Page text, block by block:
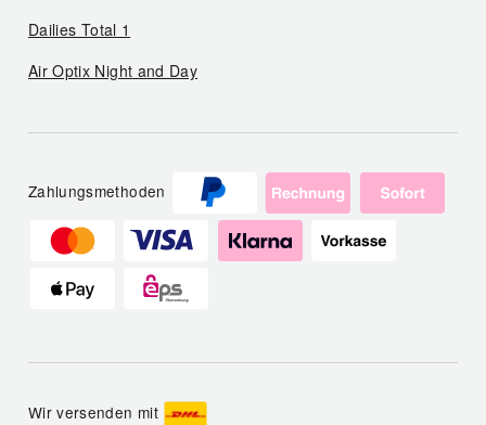
Dailies Total 1
Air Optix Night and Day
Zahlungsmethoden
Wir versenden mit